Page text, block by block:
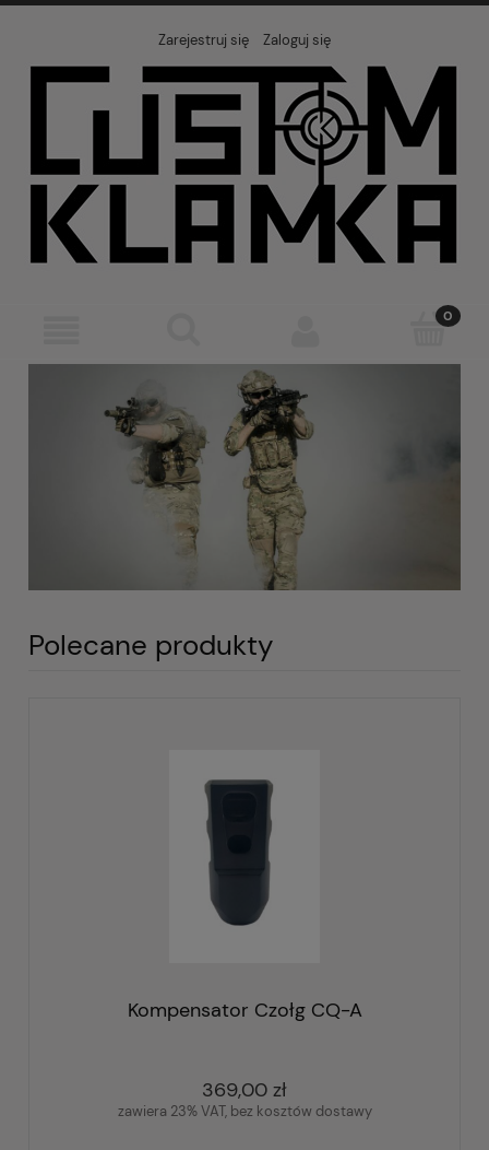
Zarejestruj się Zaloguj się
Polecane produkty
Kompensator Czołg CQ-A
369,00 zł
zawiera 23% VAT, bez kosztów dostawy